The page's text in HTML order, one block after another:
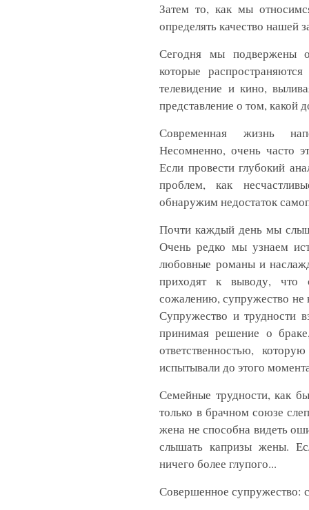
Затем то, как мы
определять качество нашей
Сегодня мы подвержены
которые
телевидение и кино,
представление о том, какой
Современная жизнь
Несомненно, очень часто
Если провести глубокий
проблем, как
обнаружим недостаток
Почти каждый день мы
Очень редко мы узнаем
любовные романы и
приходят к выводу, что
сожалению, супружество не
Супружество и трудности
принимая решение о
ответственностью,
испытывали до этого
Семейные трудности, как
только в брачном союзе
жена не способна видеть
слышать капризы жены.
ничего более глупого...
Совершенное супружество: